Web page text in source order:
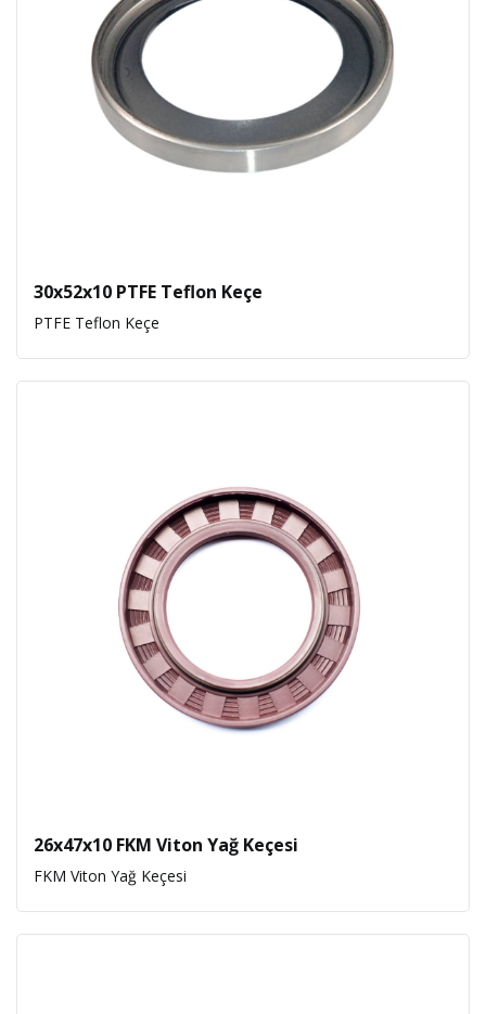
30x52x10 PTFE Teflon Keçe
PTFE Teflon Keçe
26x47x10 FKM Viton Yağ Keçesi
FKM Viton Yağ Keçesi